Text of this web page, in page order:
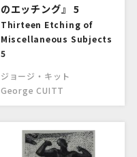
のエッチング』 5
Thirteen Etching of
Miscellaneous Subjects
5
ジョージ・キット
George CUITT